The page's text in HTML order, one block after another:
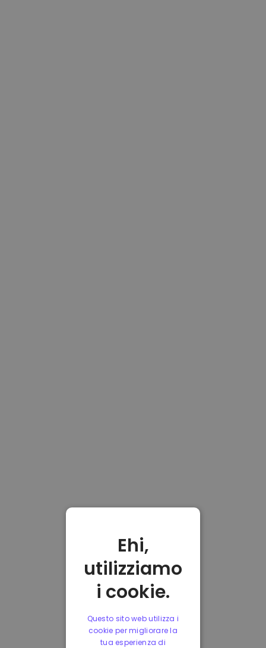
Ehi,
utilizziamo
i cookie.
Questo sito web utilizza i
cookie per migliorare la
tua esperienza di